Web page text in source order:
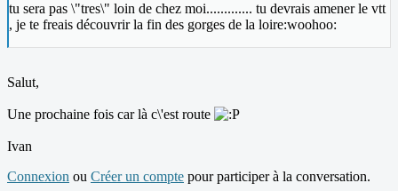
tu sera pas \"tres\" loin de chez moi............. tu devrais amener le vtt
, je te freais découvrir la fin des gorges de la loire:woohoo:
Salut,
Une prochaine fois car là c\'est route
Ivan
Connexion ou Créer un compte pour participer à la conversation.